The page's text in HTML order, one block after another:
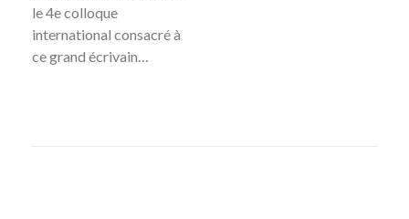
le 4e colloque
international consacré à
ce grand écrivain…